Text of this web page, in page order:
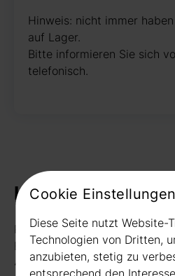
Hinweis: nicht immer
auf Lager.
Bitte informieren Sie sich
telefonisch.
Kontakt
Rudat GmbH
Borussiastr. 26
44149 Dortmund
Cookie Einstellungen
Diese Seite nutzt Website-
Technologien von Dritten,
anzubieten, stetig zu
entsprechend den